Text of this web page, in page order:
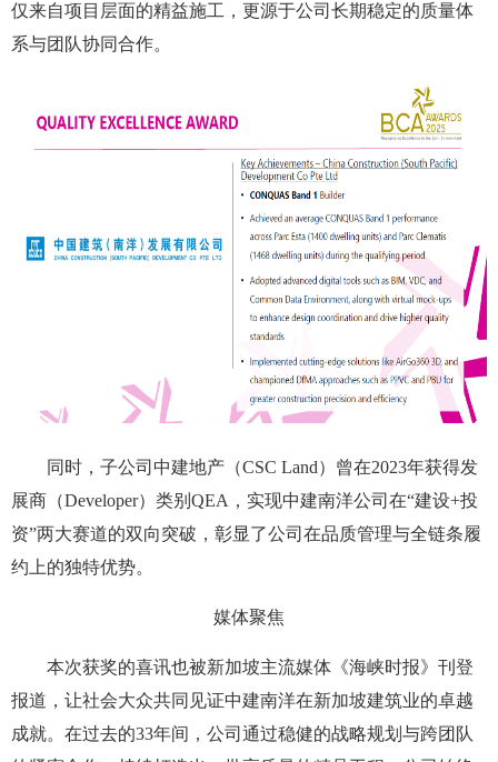
仅来自项目层面的精益施工，更源于公司长期稳定的质量体
系与团队协同合作。
同时，子公司中建地产（CSC Land）曾在2023年获得发
展商（Developer）类别QEA，实现中建南洋公司在“建设+投
资”两大赛道的双向突破，彰显了公司在品质管理与全链条履
约上的独特优势。
媒体聚焦
本次获奖的喜讯也被新加坡主流媒体《海峡时报》刊登
报道，让社会大众共同见证中建南洋在新加坡建筑业的卓越
成就。在过去的33年间，公司通过稳健的战略规划与跨团队